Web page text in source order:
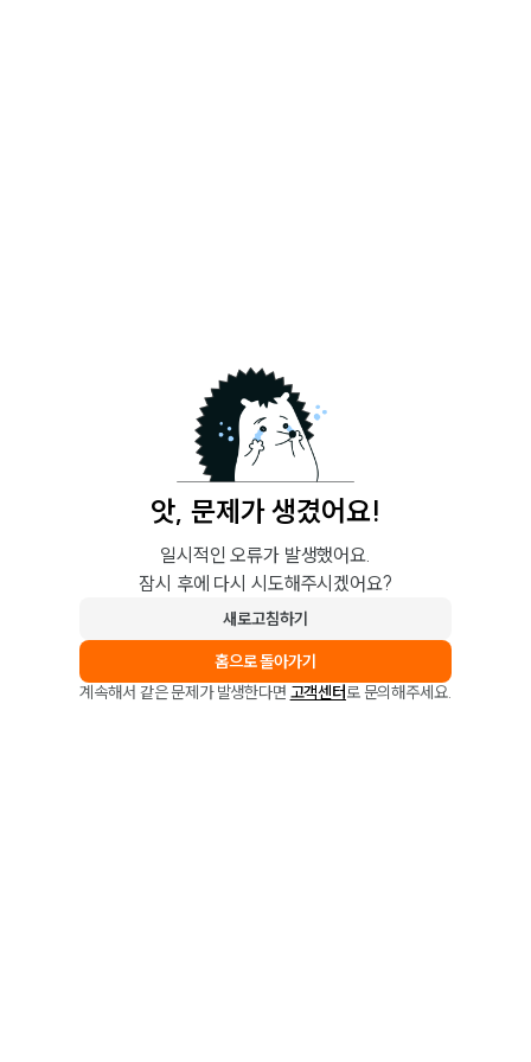
앗, 문제가 생겼어요!
일시적인 오류가 발생했어요.
잠시 후에 다시 시도해주시겠어요?
새로고침하기
홈으로 돌아가기
계속해서 같은 문제가 발생한다면 고객센터로 문의해주세요.